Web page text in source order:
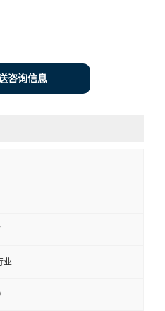
咨询信息
业